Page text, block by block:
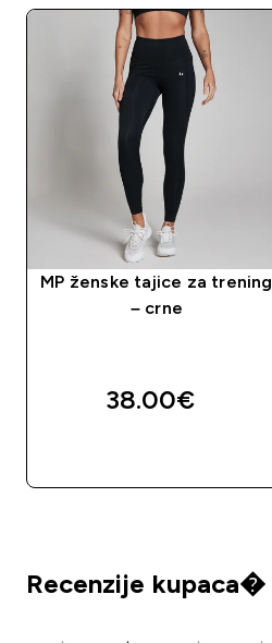
MP ženske tajice za trening
– crne
38.00€‎
Recenzije kupaca�